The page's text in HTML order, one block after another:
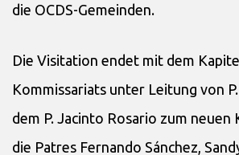
die OCDS-Gemeinden.
Die Visitation endet mit dem
Kommissariats unter Leitung von
dem P. Jacinto Rosario zum neuen
die Patres Fernando Sánchez,